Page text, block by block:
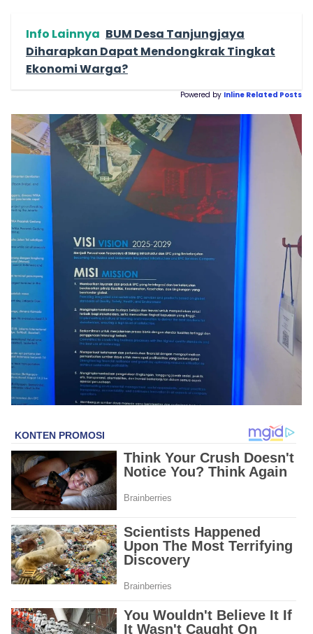
Info Lainnya BUM Desa Tanjungjaya
Diharapkan Dapat Mendongkrak Tingkat
Ekonomi Warga?
Powered by Inline Related Posts